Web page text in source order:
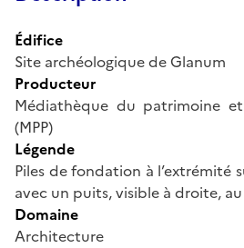
Édifice
Site archéologique de Glanum
Producteur
Médiathèque du patrimoine
(MPP)
Légende
Piles de fondation à l’extrémité
avec un puits, visible à droite,
Domaine
Architecture